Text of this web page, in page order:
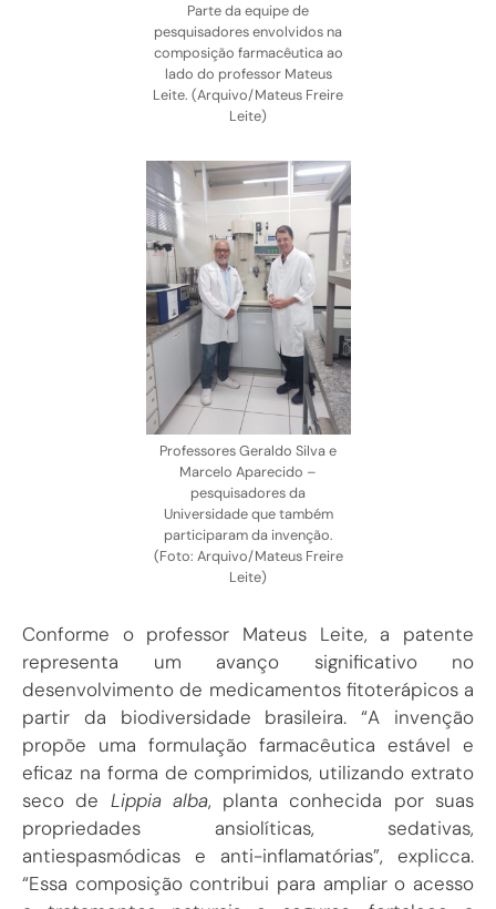
Parte da equipe de
pesquisadores envolvidos na
composição farmacêutica ao
lado do professor Mateus
Leite. (Arquivo/Mateus Freire
Leite)
Professores Geraldo Silva e
Marcelo Aparecido –
pesquisadores da
Universidade que também
participaram da invenção.
(Foto: Arquivo/Mateus Freire
Leite)
Conforme o professor Mateus Leite, a patente
representa um avanço significativo no
desenvolvimento de medicamentos fitoterápicos a
partir da biodiversidade brasileira. “A invenção
propõe uma formulação farmacêutica estável e
eficaz na forma de comprimidos, utilizando extrato
seco de Lippia alba, planta conhecida por suas
propriedades ansiolíticas, sedativas,
antiespasmódicas e anti-inflamatórias”, explicca.
“Essa composição contribui para ampliar o acesso